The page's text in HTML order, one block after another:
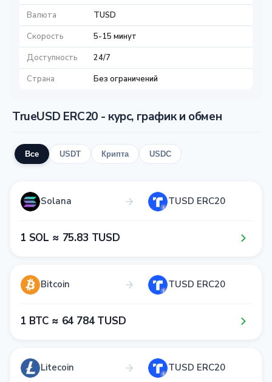
Валюта
TUSD
Скорость
5-15 минут
Доступность
24/7
Страна
Без ограничений
TrueUSD ERC20 - курс, график и обмен
Все USDT Крипта USDC
Solana TUSD ERC20
1​ SOL ≈ 7​5​.8​3​ TUSD
Bitcoin TUSD ERC20
1​ BTC ≈ 6​4​ 7​8​4​ TUSD
Litecoin TUSD ERC20